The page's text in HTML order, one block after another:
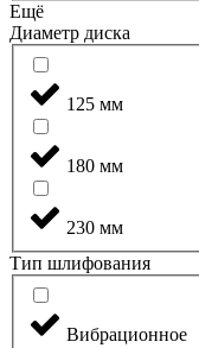
Ещё
Диаметр диска
125 мм
180 мм
230 мм
Тип шлифования
Вибрационное